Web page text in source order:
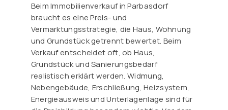
Beim Immobilienverkauf in Parbasdorf
braucht es eine Preis- und
Vermarktungsstrategie, die Haus, Wohnung
und Grundstück getrennt bewertet. Beim
Verkauf entscheidet oft, ob Haus,
Grundstück und Sanierungsbedarf
realistisch erklärt werden. Widmung,
Nebengebäude, Erschließung, Heizsystem,
Energieausweis und Unterlagenlage sind für